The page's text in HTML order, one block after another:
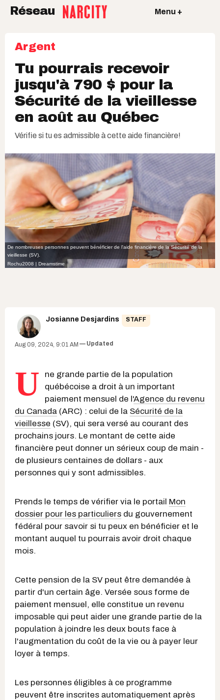
Réseau Menu +
Argent
Tu pourrais recevoir
jusqu'à 790 $ pour la
Sécurité de la vieillesse
en août au Québec
Vérifie si tu es admissible à cette aide financière!
De nombreuses personnes peuvent bénéficier de l'aide financière de la Sécurité de la
vieillesse (SV).
Rochu2008 | Dreamstime
Josianne Desjardins STAFF
Aug 09, 2024, 9:01 AM Updated
U
ne grande partie de la population
québécoise a droit à un important
paiement mensuel de l'Agence du revenu
du Canada (ARC) : celui de la Sécurité de la
vieillesse (SV), qui sera versé au courant des
prochains jours. Le montant de cette aide
financière peut donner un sérieux coup de main -
de plusieurs centaines de dollars - aux
personnes qui y sont admissibles.
Prends le temps de vérifier via le portail Mon
dossier pour les particuliers du gouvernement
fédéral pour savoir si tu peux en bénéficier et le
montant auquel tu pourrais avoir droit chaque
mois.
Cette pension de la SV peut être demandée à
partir d'un certain âge. Versée sous forme de
paiement mensuel, elle constitue un revenu
imposable qui peut aider une grande partie de la
population à joindre les deux bouts face à
l'augmentation du coût de la vie ou à payer leur
loyer à temps.
Les personnes éligibles à ce programme
peuvent être inscrites automatiquement après